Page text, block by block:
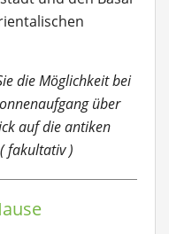
die Möglichkeit bei
über
auf die antiken
fakultativ )